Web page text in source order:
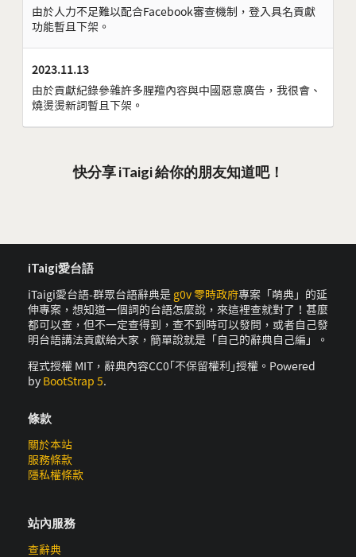
由於人力不足難以配合Facebook審查機制，登入具名貢獻
功能暫且下架。
2023.11.13
由於貢獻紀錄參雜許多腥羶內容與中國惡意廣告，我很會、
燒燙燙新詞暫且下架。
快分享 iTaigi 給你的朋友知道吧！
iTaigi愛台語
iTaigi愛台語-群眾台語辭典是 g0v 零時政府專案「萌典」的延
伸專案，想知道一個詞的台語怎麼說，來這裡查就對了！甚麼
都可以查，但不一定查得到，查不到時可以發問，或者自己發
明台語講法貢獻給大家，簡單說就是「自己的辭典自己編」。
程式授權 MIT，辭典內容CC0｢不保留權利｣授權。Powered
by BootStrap 5.
條款
關於本站
服務條款
隱私權條款
站內服務
查辭典